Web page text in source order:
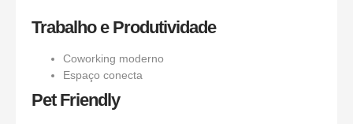
Trabalho e Produtividade
Coworking moderno
Espaço conecta
Pet Friendly